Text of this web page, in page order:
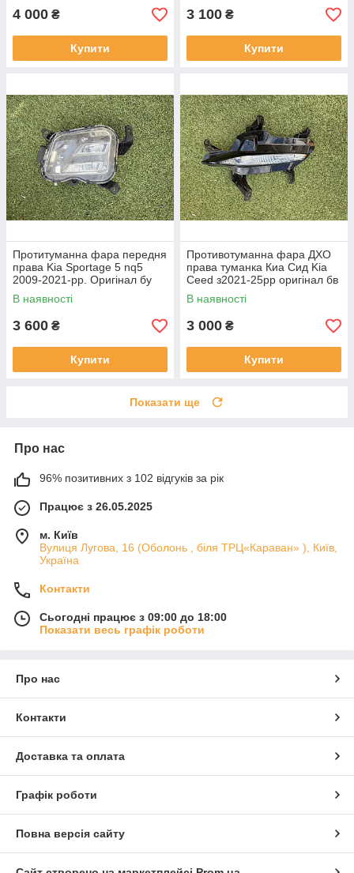
4 000 ₴
Купити
3 100 ₴
Купити
Протитуманна фара передня
права Kia Sportage 5 nq5
2009-2021-рр. Оригінал бу
92202R2000 проклеєна
тріщина скла в непомітному
місці
В наявності
3 600 ₴
Купити
Противотуманна фара ДХО
права туманка Киа Сид Kia
Ceed з2021-25рр оригінал бв
92207J7500 ціла
В наявності
3 000 ₴
Купити
Показати ще
Про нас
96% позитивних з 102 відгуків за рік
Працює з 26.05.2025
м. Київ
Вулиця Лугова, 16 (Оболонь , біля ТРЦ«Караван» ), Київ,
Україна
Контакти
Сьогодні працює з 09:00 до 18:00
Показати весь графік роботи
Про нас
Контакти
Доставка та оплата
Графік роботи
Повна версія сайту